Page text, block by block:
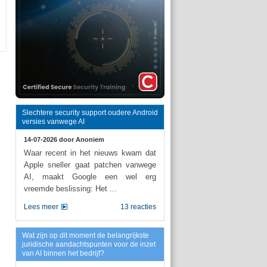
Slechtere security support oudere Android
versies vanwege AI
14-07-2026 door Anoniem
Waar recent in het nieuws kwam dat
Apple sneller gaat patchen vanwege
AI, maakt Google een wel erg
vreemde beslissing: Het ...
13 reacties
Lees meer
Wat zijn op dit moment de belangrijkste
juridische aandachtspunten voor de inzet
van AI binnen het bedrijf?